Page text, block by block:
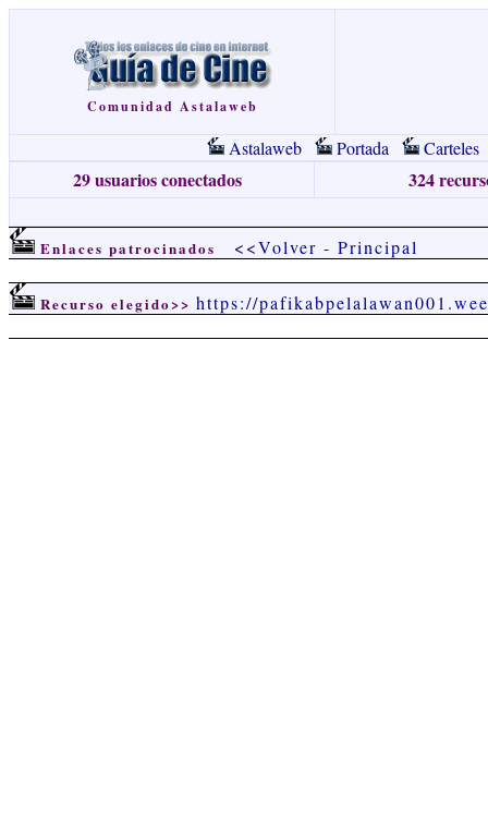
Comunidad Astalaweb
Astalaweb Portada Carteles
29 usuarios conectados 324
Enlaces patrocinados <<Volver - Principal
Recurso elegido>> https://